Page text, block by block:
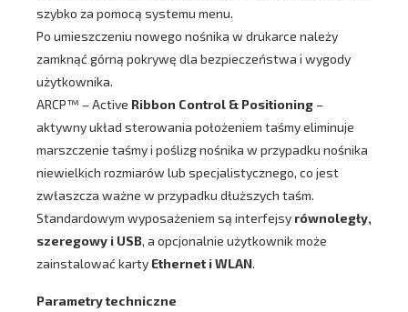
szybko za pomocą systemu menu.
Po umieszczeniu nowego nośnika w drukarce należy
zamknąć górną pokrywę dla bezpieczeństwa i wygody
użytkownika.
ARCP™ – Active Ribbon Control & Positioning –
aktywny układ sterowania położeniem taśmy eliminuje
marszczenie taśmy i poślizg nośnika w przypadku nośnika
niewielkich rozmiarów lub specjalistycznego, co jest
zwłaszcza ważne w przypadku dłuższych taśm.
Standardowym wyposażeniem są interfejsy równoległy,
szeregowy i USB, a opcjonalnie użytkownik może
zainstalować karty Ethernet i WLAN.
Parametry techniczne